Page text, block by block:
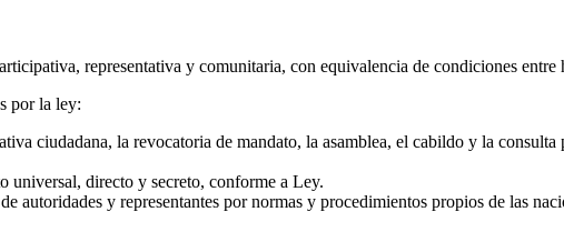
representativa y comunitaria, con equivalencia de condiciones entre
por la ley:
ciudadana, la revocatoria de mandato, la asamblea, el cabildo y la consulta
universal, directo y secreto, conforme a Ley.
autoridades y representantes por normas y procedimientos propios de las